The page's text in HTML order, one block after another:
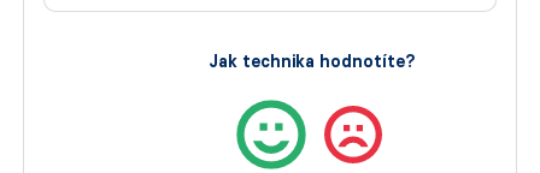
Jak technika hodnotíte?